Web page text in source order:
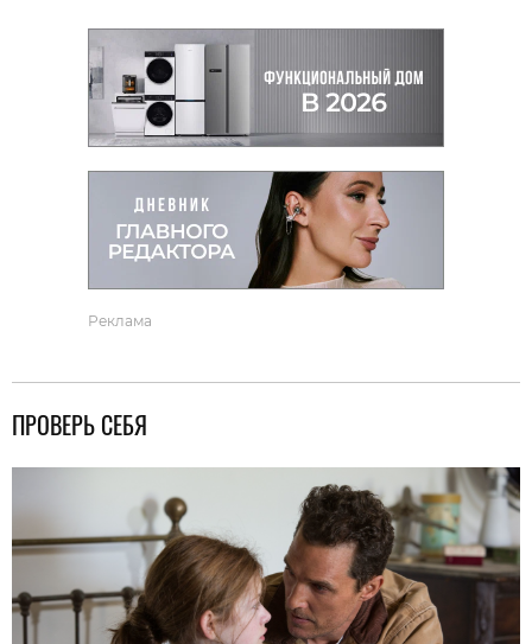
Реклама
ПРОВЕРЬ СЕБЯ